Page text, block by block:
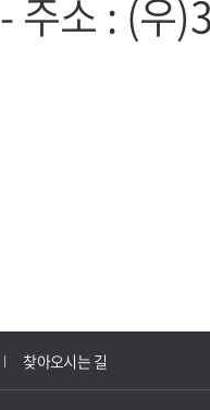
- 주소 : (우
찾아오시는 길